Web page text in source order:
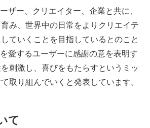
ザー、クリエイター、企業と共に、
み、世界中の日常をよりクリエイテ
ていくことを目指しているとのこと
愛するユーザーに感謝の意を表明す
刺激し、喜びをもたらすというミッ
取り組んでいくと発表しています。
て